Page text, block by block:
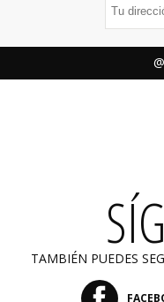
TAMBIÉN PUEDES